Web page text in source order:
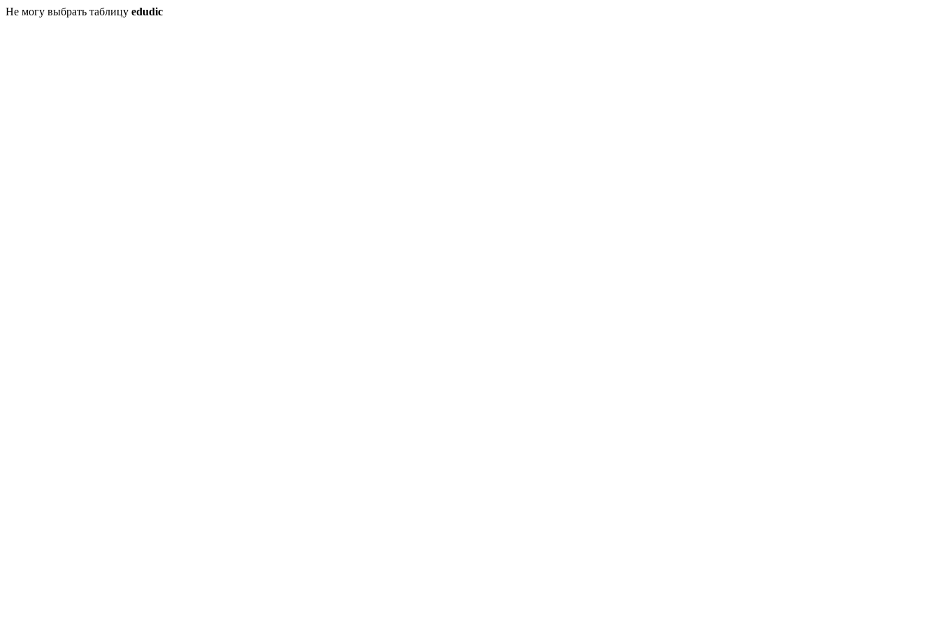
Не могу выбрать таблицу edudic